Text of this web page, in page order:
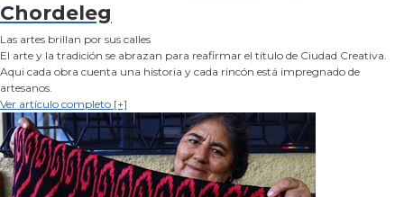
Chordeleg
Las artes brillan por sus calles
El arte y la tradición se abrazan para reafirmar el título de Ciudad Creativa.
Aqui cada obra cuenta una historia y cada rincón está impregnado de
artesanos.
Ver artículo completo [+]